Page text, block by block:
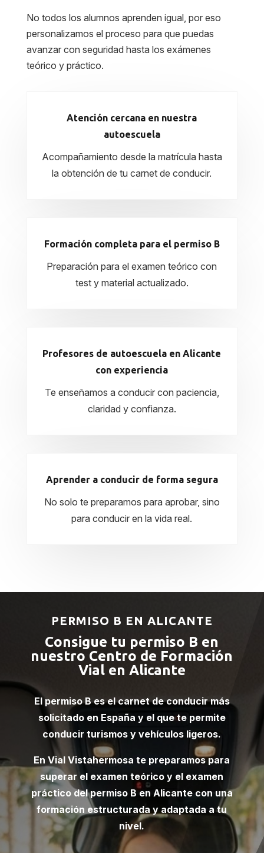
No todos los alumnos aprenden igual, por eso
personalizamos el proceso para que puedas
avanzar con seguridad hasta los exámenes
teórico y práctico.
Atención cercana en nuestra
autoescuela
Acompañamiento desde la matrícula hasta
la obtención de tu carnet de conducir.
Formación completa para el permiso B
Preparación para el examen teórico con
test y material actualizado.
Profesores de autoescuela en Alicante
con experiencia
Te enseñamos a conducir con paciencia,
claridad y confianza.
Aprender a conducir de forma segura
No solo te preparamos para aprobar, sino
para conducir en la vida real.
PERMISO B EN ALICANTE
Consigue tu permiso B en
nuestro Centro de Formación
Vial en Alicante
Elpermiso Bes el carnet de conducir más
solicitado en España y el que te permite
conducir turismos y vehículos ligeros.
En Vial Vistahermosa te preparamos para
superar el examen teórico y el examen
práctico del permiso B en Alicante con una
formación estructurada y adaptada a tu
nivel.